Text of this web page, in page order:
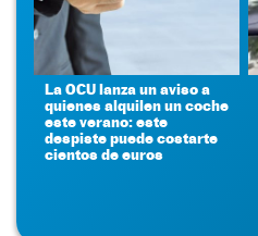
La OCU lanza un aviso a
quienes alquilen un coche
este verano: este
despiste puede costarte
cientos de euros